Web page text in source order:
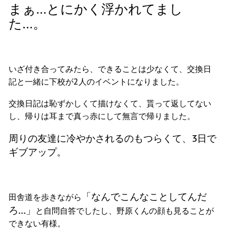
まぁ…とにかく浮かれてまし
た…。
いざ付き合ってみたら、できることは少なくて、交換日
記と一緒に下校が2人のイベントになりました。
交換日記は恥ずかしくて描けなくて、貰って返してない
し、帰りは耳まで真っ赤にして無言で帰りました。
周りの友達に冷やかされるのもつらくて、3日で
ギブアップ。
田舎道を歩きながら
「なんでこんなことしてんだ
ろ…」
と自問自答でしたし、野原くんの顔も見ることが
できない有様。